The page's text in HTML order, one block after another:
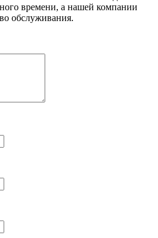
времени, а нашей компании
обслуживания.